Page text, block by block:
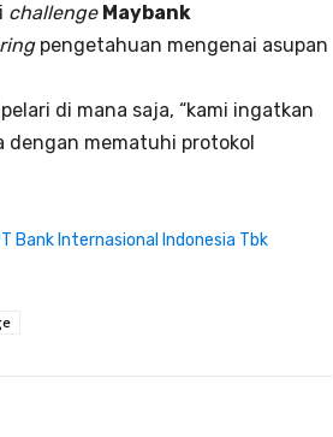
challenge Maybank
pengetahuan mengenai asupan
di mana saja, “kami ingatkan
dengan mematuhi protokol
Bank Internasional Indonesia Tbk